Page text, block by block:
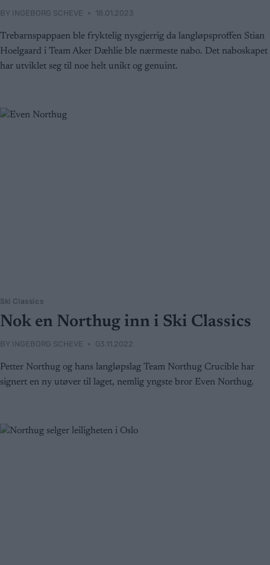
BY INGEBORG SCHEVE 18.01.2023
Trebarnspappaen ble fryktelig nysgjerrig da langløpsproffen Stian
Hoelgaard i Team Aker Dæhlie ble nærmeste nabo. Det naboskapet
har utviklet seg til noe helt unikt og genuint.
Ski Classics
Nok en Northug inn i Ski Classics
BY INGEBORG SCHEVE 03.11.2022
Petter Northug og hans langløpslag Team Northug Crucible har
signert en ny utøver til laget, nemlig yngste bror Even Northug.